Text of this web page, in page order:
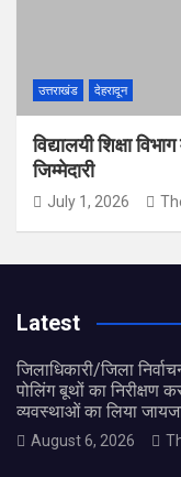
उत्तराखंड देहरादून
विद्यालयी शिक्षा
जिम्मेदारी
July 1, 2026
Latest
जिलाधिकारी/जिला
पोलिंग बूथों का निरीक्षण
व्यवस्थाओं का लिया
August 6, 2026